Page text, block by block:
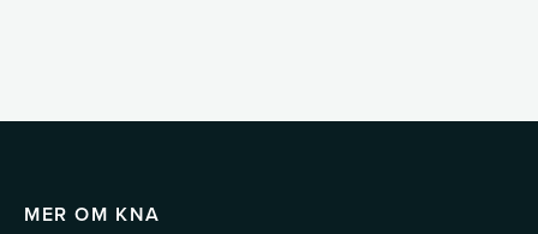
MER OM KNA